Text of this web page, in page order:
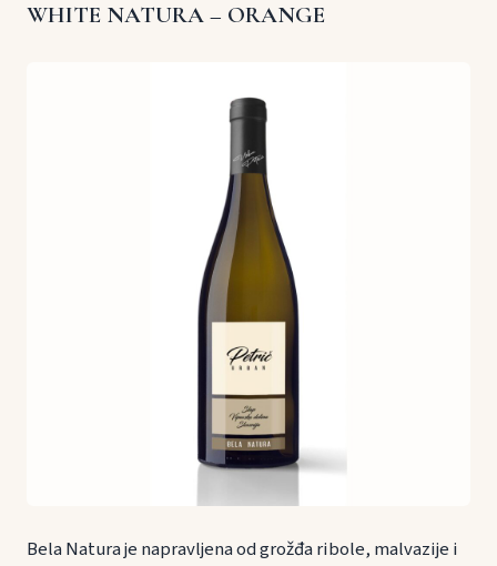
WHITE NATURA – ORANGE
Bela Natura je napravljena od grožđa ribole, malvazije i